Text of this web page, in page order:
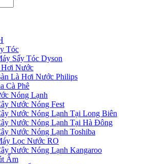
Tóc
Sấy Tóc Dyson
Hơi Nước
Là Hơi Nước Philips
Cà Phê
Nóng Lạnh
Nước Nóng Fest
Nước Nóng Lạnh Tại Long Biên
Nước Nóng Lạnh Tại Hà Đông
Nước Nóng Lạnh Toshiba
Lọc Nước RO
Nước Nóng Lạnh Kangaroo
Ẩm